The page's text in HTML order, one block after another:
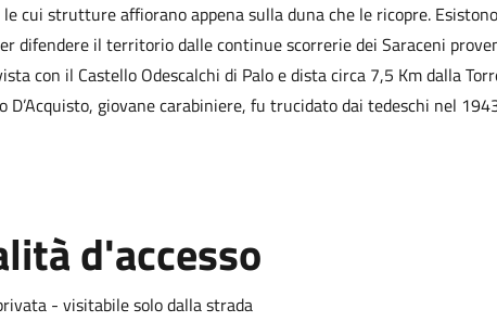
cui strutture affiorano appena sulla duna che le ricopre.
difendere il territorio dalle continue scorrerie dei Saraceni
con il Castello Odescalchi di Palo e dista circa 7,5 Km dalla
D’Acquisto, giovane carabiniere, fu trucidato dai tedeschi nel
d'accesso
- visitabile solo dalla strada